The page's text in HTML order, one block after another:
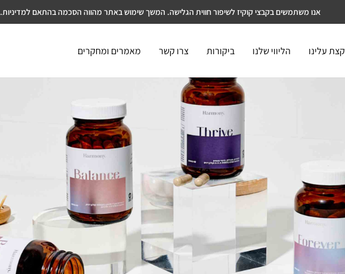
אנו משתמשים בקבצי קוקיז לשיפור חווית הגלישה. המשך שימוש באתר מהווה הסכמה בהתאם למדיניות.
קצת עלינו הליווי שלנו ביקורות צרו קשר מאמרים ומחקרים